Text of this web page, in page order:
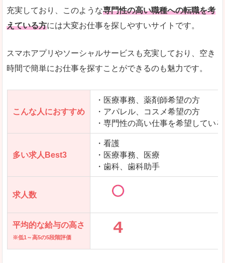
充実しており、このような専門性の高い職種への転職を考
えている方には大変お仕事を探しやすいサイトです。
スマホアプリやソーシャルサービスも充実しており、空き
時間で簡単にお仕事を探すことができるのも魅力です。
こんな人におすすめ
・医療事務、薬剤師希望の方
・アパレル、コスメ希望の方
・専門性の高い仕事を希望してい
多い求人Best3
・看護
・医療事務、医療
・歯科、歯科助手
求人数
平均的な給与の高さ
※低1～高5の5段階評価